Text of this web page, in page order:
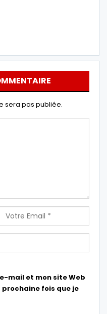
sera pas publiée.
mail et mon site Web
fois que je